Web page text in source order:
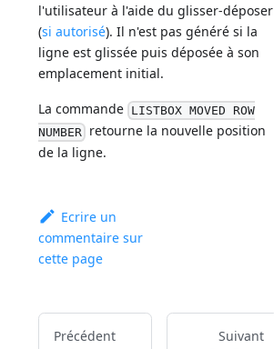
l'utilisateur à l'aide du glisser-déposer
(si autorisé). Il n'est pas généré si la
ligne est glissée puis déposée à son
emplacement initial.
La commande LISTBOX MOVED ROW
NUMBER retourne la nouvelle position
de la ligne.
Ecrire un
commentaire sur
cette page
Précédent Suivant